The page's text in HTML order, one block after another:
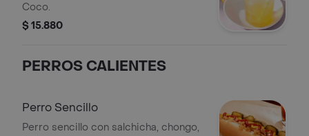
Coco.
$ 15.880
PERROS CALIENTES
Perro Sencillo
Perro sencillo con salchicha, chongo,